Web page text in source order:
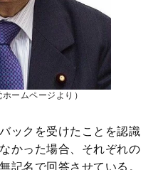
ームページより）
ックを受けたことを認識
かった場合、それぞれの
記名で回答させている。